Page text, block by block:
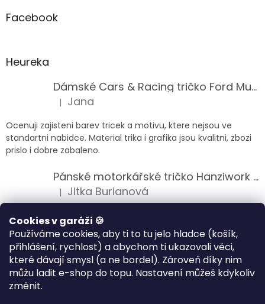
Cookies v garáži 🍪
Používáme cookies, aby ti to tu jelo hladce (košík,
přihlášení, rychlost) a abychom ti ukazovali věci,
které dávají smysl (a ne bordel). Zároveň díky nim
můžu ladit e-shop do topu. Nastavení můžeš kdykoliv
změnit.
Facebook
Heureka
Dámské Cars & Racing tričko Ford Mustang 5. generace
Hodnocení produktu je 5 z 5 hvězdiček.
| Jana
Ocenuji zajisteni barev tricek a motivu, ktere nejsou ve
standartni nabidce. Material trika i grafika jsou kvalitni, zbozi
prislo i dobre zabaleno.
Pánské motorkářské tričko Hanziwork Custom Bobber
Hodnocení produktu je 5 z 5 hvězdiček.
| Jitka Burianová
Splnil očekávání na jedničku
Hodnocení produktu je 5 z 5 hvězdiček.
| Klára Musilová
Jsem velice spokojena, velmi kvalitni zbozi.